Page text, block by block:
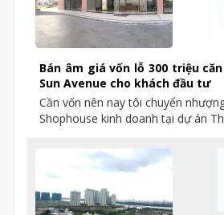
Bán âm giá vốn lỗ 300 triệu
Sun Avenue cho khách đầu tư
Cần vốn nên nay tôi chuyển
Shophouse kinh doanh tại dự án